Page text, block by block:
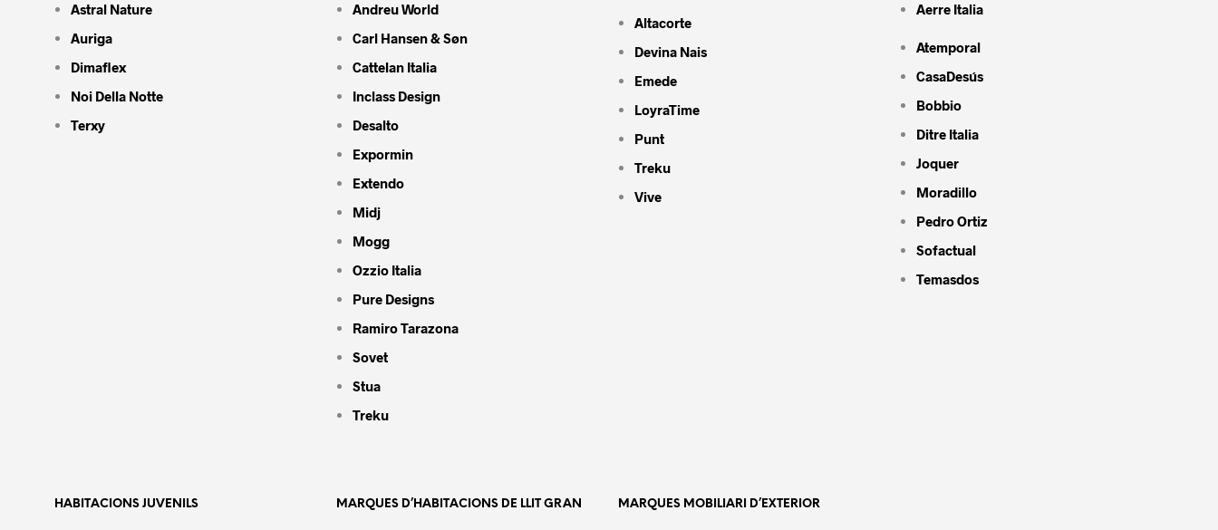
Astral Nature
Auriga
Dimaflex
Noi Della Notte
Terxy
Andreu World
Carl Hansen & Søn
Cattelan Italia
Inclass Design
Desalto
Expormin
Extendo
Midj
Mogg
Ozzio Italia
Pure Designs
Ramiro Tarazona
Sovet
Stua
Treku
Altacorte
Devina Nais
Emede
LoyraTime
Punt
Treku
Vive
Aerre Italia
Atemporal
CasaDesús
Bobbio
Ditre Italia
Joquer
Moradillo
Pedro Ortiz
Sofactual
Temasdos
HABITACIONS JUVENILS MARQUES D’HABITACIONS DE LLIT GRAN MARQUES MOBILIARI D’EXTERIOR